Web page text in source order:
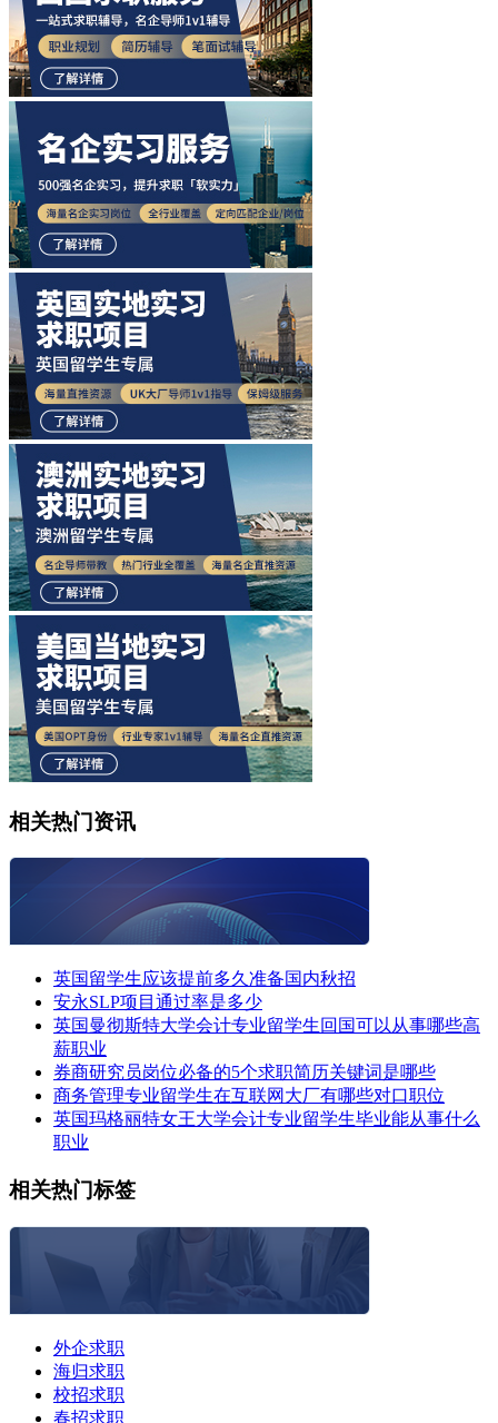
相关热门资讯
英国留学生应该提前多久准备国内秋招
安永SLP项目通过率是多少
英国曼彻斯特大学会计专业留学生回国可以从事哪些高
薪职业
券商研究员岗位必备的5个求职简历关键词是哪些
商务管理专业留学生在互联网大厂有哪些对口职位
英国玛格丽特女王大学会计专业留学生毕业能从事什么
职业
相关热门标签
外企求职
海归求职
校招求职
春招求职